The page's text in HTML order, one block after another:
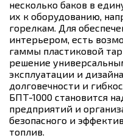
несколько баков в
их к оборудованию,
горелкам. Для
интерьером, есть
гаммы пластиковой
решение
эксплуатации и
долговечности и
БПТ-1000 становится
предприятий и
безопасного и
топлив.